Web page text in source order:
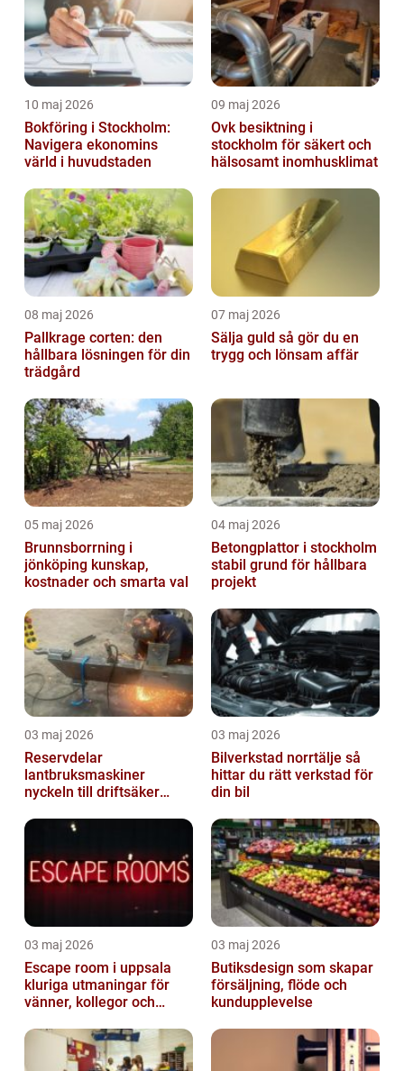
10 maj 2026
Bokföring i Stockholm:
Navigera ekonomins
värld i huvudstaden
09 maj 2026
Ovk besiktning i
stockholm för säkert och
hälsosamt inomhusklimat
08 maj 2026
Pallkrage corten: den
hållbara lösningen för din
trädgård
07 maj 2026
Sälja guld så gör du en
trygg och lönsam affär
05 maj 2026
Brunnsborrning i
jönköping kunskap,
kostnader och smarta val
04 maj 2026
Betongplattor i stockholm
stabil grund för hållbara
projekt
03 maj 2026
Reservdelar
lantbruksmaskiner
nyckeln till driftsäker
03 maj 2026
Bilverkstad norrtälje så
hittar du rätt verkstad för
din bil
03 maj 2026
Escape room i uppsala
kluriga utmaningar för
vänner, kollegor och
03 maj 2026
Butiksdesign som skapar
försäljning, flöde och
kundupplevelse